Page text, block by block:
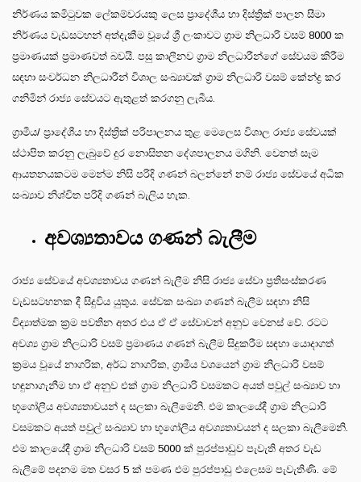
නිර්ණය කමිටුවක ලේකම්වරයකු ලෙස ප්‍රාදේශීය හා දිස්ත්‍රික් පාලන සීමා
නිර්ණය වැඩසටහන් අත්දැකීම වූයේ ශ්‍රී ලංකාවට ග්‍රාම නිලධාරි වසම් 8000 ක
ප්‍රමාණයක් ප්‍රමාණවත් බවයි. පසු කාලීනව ග්‍රාම නිලධාරීන්ගේ සේවයම කිරීම
සඳහා සංවර්ධන නිලධාරීන් විශාල සංඛ්‍යාවක් ග්‍රාම නිලධාරි වසම් කේන්ද්‍ර කර
ගනිමින් රාජ්‍ය සේවයට ඇතුළත් කරගනු ලැබීය.
ග්‍රාමීය/ ප්‍රාදේශීය හා දිස්ත්‍රික් පරිපාලනය තුළ මෙලෙස විශාල රාජ්‍ය සේවයක්
ස්ථාපිත කරනු ලැබුවේ දුර නොසිතන දේශපාලනය මගිනි. වෙනත් සෑම
ආයතනයකටම මෙන්ම නිසි පරිදි ගණන් බලන්නේ නම් රාජ්‍ය සේවයේ අධික
සංඛ්‍යාව නිශ්චිත පරිදි ගණන් බැලිය හැක.
අවශ්‍යතාවය ගණන් බැලීම
රාජ්‍ය සේවයේ අවශ්‍යතාවය ගණන් බැලීම නිසි රාජ්‍ය සේවා ප්‍රතිසංස්කරණ
වැඩසටහනක දී සිදුවිය යුතුය. සේවක සංඛ්‍යා ගණන් බැලීම සඳහා නිසි
විද්‍යාත්මක ක්‍රම පවතින අතර එය ඒ ඒ සේවාවන් අනුව වෙනස් වේ. රටට
අවශ්‍ය ග්‍රාම නිලධාරි වසම් ප්‍රමාණය ගණන් බැලීම සිදුකරීම සඳහා යොදාගත්
ක්‍රමය වූයේ නාගරික, අර්ධ නාගරික, ග්‍රාමීය වශයෙන් ග්‍රාම නිලධාරි වසම්
හඳුනාගැනීම හා ඒ අනුව එක් ග්‍රාම නිලධාරි වසමකට අයත් පවුල් සංඛ්‍යාව හා
භූගෝලීය අවශ්‍යතාවයන් ද සලකා බැලීමෙනි. එම කාලයේදී ග්‍රාම නිලධාරි
වසමකට අයත් පවුල් සංඛ්‍යාව හා භූගෝලීය අවශ්‍යතාවයන් ද සලකා බැලීමෙනි.
එම කාලයේදී ග්‍රාම නිලධාරි වසම් 5000 ක් පුරප්පාඩුව පැවැති අතර වැඩ
බැලීමේ පදනම මත වසර 5 ක් පමණ එම පුරප්පාඩු එලෙසම පැවැතිණි. මේ